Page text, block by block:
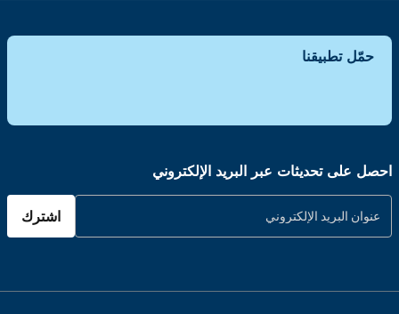
حمّل تطبيقنا
احصل على تحديثات عبر البريد الإلكتروني
اشترك